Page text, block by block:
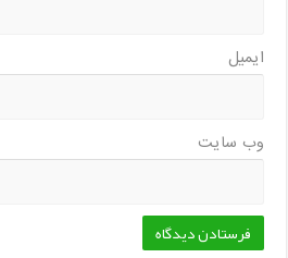
ایمیل
وب‌ سایت